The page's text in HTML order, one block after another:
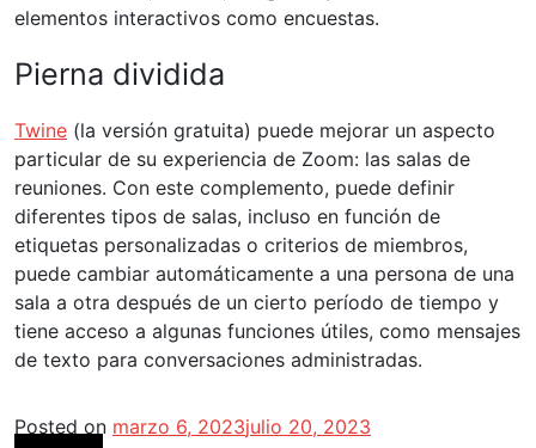
elementos interactivos como encuestas.
Pierna dividida
Twine (la versión gratuita) puede mejorar un aspecto
particular de su experiencia de Zoom: las salas de
reuniones. Con este complemento, puede definir
diferentes tipos de salas, incluso en función de
etiquetas personalizadas o criterios de miembros,
puede cambiar automáticamente a una persona de una
sala a otra después de un cierto período de tiempo y
tiene acceso a algunas funciones útiles, como mensajes
de texto para conversaciones administradas.
Posted on marzo 6, 2023julio 20, 2023